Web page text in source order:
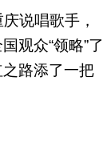
说唱歌手，
观众“领略”了
路添了一把